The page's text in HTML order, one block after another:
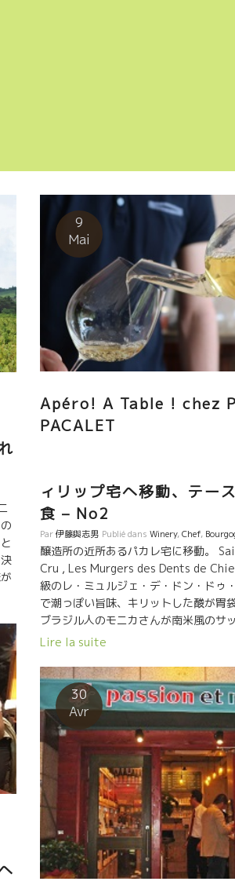
パ
9
Mai
Apéro! A Table ! chez
PACALET
ィリップ宅へ移動、テー
食 – No2
Par伊藤與志男 Publié dans Winery,Chef,
醸造所の近所あるパカレ宅に移動。
Cru , Les Murgers des Dents de
級のレ・ミュルジェ・デ・ドン・ドゥ
で潮っぽい旨味、キリットした酸が
ブラジル人のモニカさんが南米風のサ
スパイスを肴にアペロを楽しんだ。 ソ
カレさんの長男レイノ君がパリから帰
赤ちゃんの頃から知っている。もう２
リで勉強中。 バルセロナに３年間住ん
さん、スペイン語とポルトガル語はや
カさんと話しが通じる。レイノ君もチ
ン語ができる。 流石に萬谷シェ
最高！ ニュイ・サン・ジョルジ
ザルジラ Nuits-St-Georges 1er Cru
ンボール・ミュージニ・プルミエクリ
Musigny 1er Cruを合わせた。
と美味しい昼食をご馳走になった。 イ
た。 Merci Monica et Philippe !
Lire la suite
30
Avr